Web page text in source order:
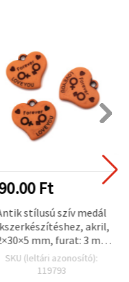
Ft
stílusú szív medál
akril,
mm, furat: 3 mm,
barna – 50 g (~13 db)
SKU (leltári azonosító):
119793